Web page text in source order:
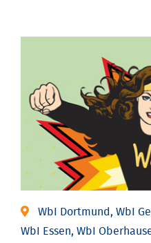
WbI Dortmund, WbI
WbI Essen, WbI